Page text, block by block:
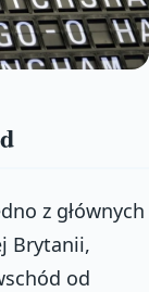
z głównych
Brytanii,
od